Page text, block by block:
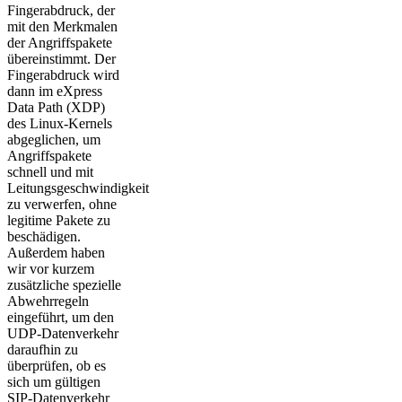
Fingerabdruck, der
mit den Merkmalen
der Angriffspakete
übereinstimmt. Der
Fingerabdruck wird
dann im eXpress
Data Path (XDP)
des Linux-Kernels
abgeglichen, um
Angriffspakete
schnell und mit
Leitungsgeschwindigkeit
zu verwerfen, ohne
legitime Pakete zu
beschädigen.
Außerdem haben
wir vor kurzem
zusätzliche spezielle
Abwehrregeln
eingeführt, um den
UDP-Datenverkehr
daraufhin zu
überprüfen, ob es
sich um gültigen
SIP-Datenverkehr